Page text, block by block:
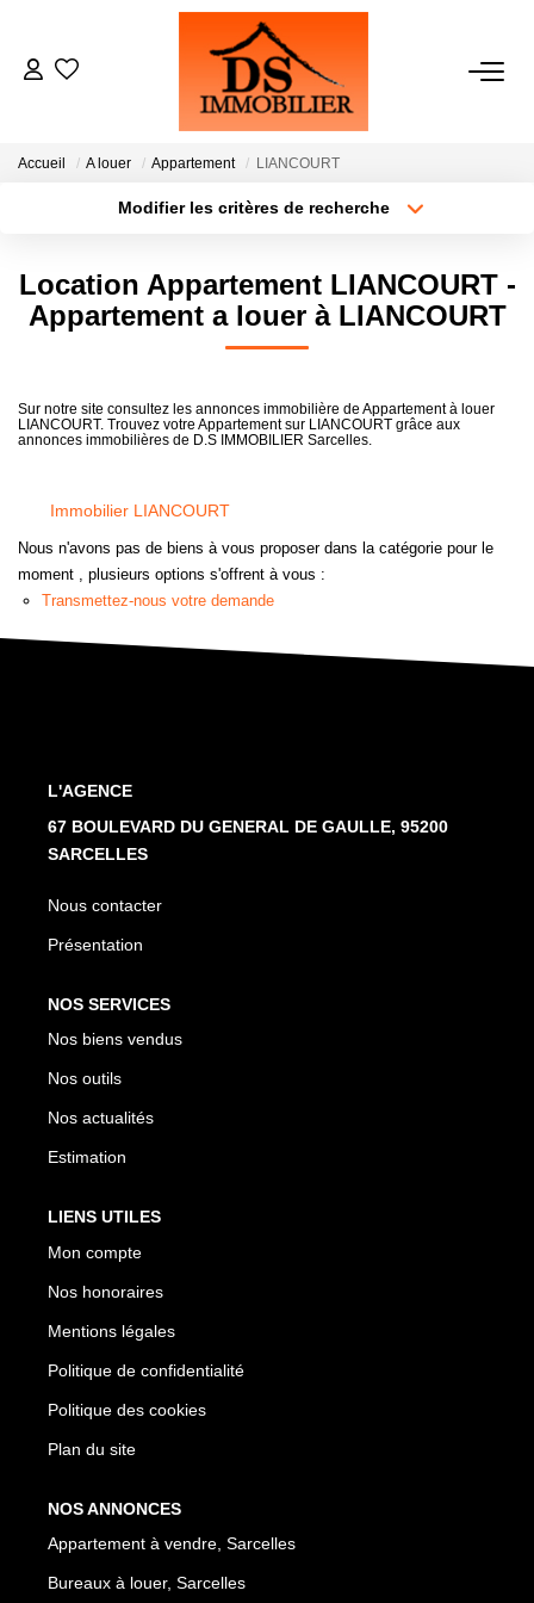
ACHATS
NOTRE AGENCE
CONTACT
Accueil A louer Appartement LIANCOURT
Modifier les critères de recherche
Sélectionnez...
Type de bien
Surface min
Créer une alerte
Location Appartement LIANCOURT -
Appartement a louer à LIANCOURT
Sur notre site consultez les annonces immobilière de Appartement à louer
LIANCOURT. Trouvez votre Appartement sur LIANCOURT grâce aux
annonces immobilières de D.S IMMOBILIER Sarcelles.
Immobilier LIANCOURT
Nous n'avons pas de biens à vous proposer dans la catégorie pour le
moment , plusieurs options s'offrent à vous :
Transmettez-nous votre demande
L'AGENCE
67 BOULEVARD DU GENERAL DE GAULLE, 95200
SARCELLES
Nous contacter
Présentation
NOS SERVICES
Nos biens vendus
Nos outils
Nos actualités
Estimation
LIENS UTILES
Mon compte
Nos honoraires
Mentions légales
Politique de confidentialité
Politique des cookies
Plan du site
NOS ANNONCES
Appartement à vendre, Sarcelles
Bureaux à louer, Sarcelles